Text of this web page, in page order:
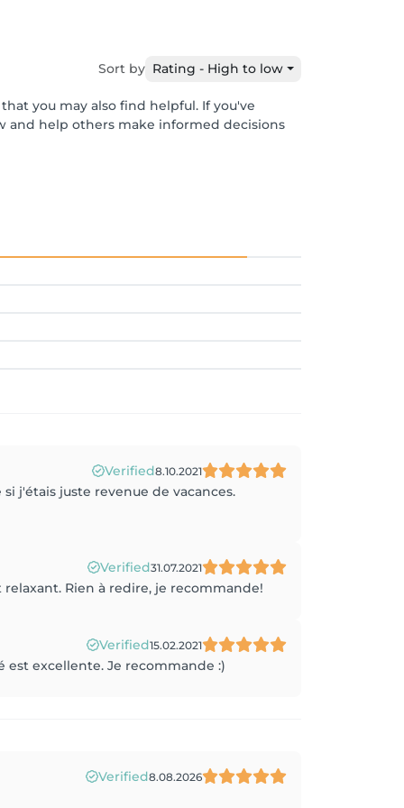
Sort by Rating - High to low
you may also find helpful. If you've
and help others make informed decisions
Verified8.10.2021
j'étais juste revenue de vacances.
Verified31.07.2021
Rien à redire, je recommande!
Verified15.02.2021
excellente. Je recommande :)
Verified8.08.2026